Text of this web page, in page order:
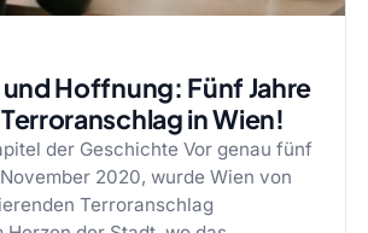
Hoffnung: Fünf Jahre
in Wien!
der Geschichte Vor genau fünf
2020, wurde Wien von
Terroranschlag